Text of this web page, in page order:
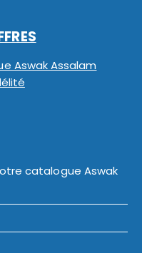
Aswak Assalam
catalogue Aswak